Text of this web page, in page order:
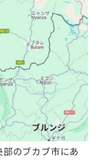
部のブカブ市にあ